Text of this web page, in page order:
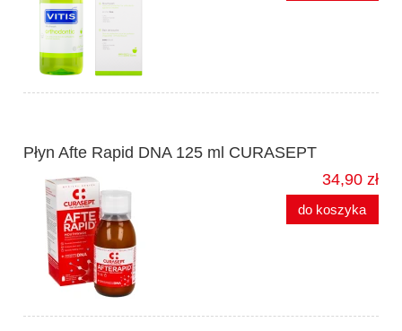
Płyn Afte Rapid DNA 125 ml CURASEPT
34,90 zł
do koszyka